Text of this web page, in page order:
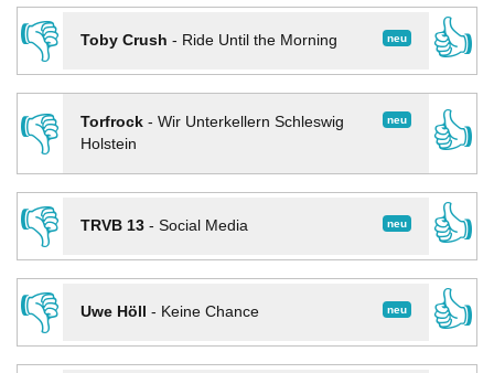
👎
neu
Toby Crush - Ride Until the Morning
👍
👎
neu
Torfrock- Wir Unterkellern Schleswig
Holstein
👍
👎
neu
TRVB 13- Social Media
👍
👎
neu
Uwe Höll - Keine Chance
👍